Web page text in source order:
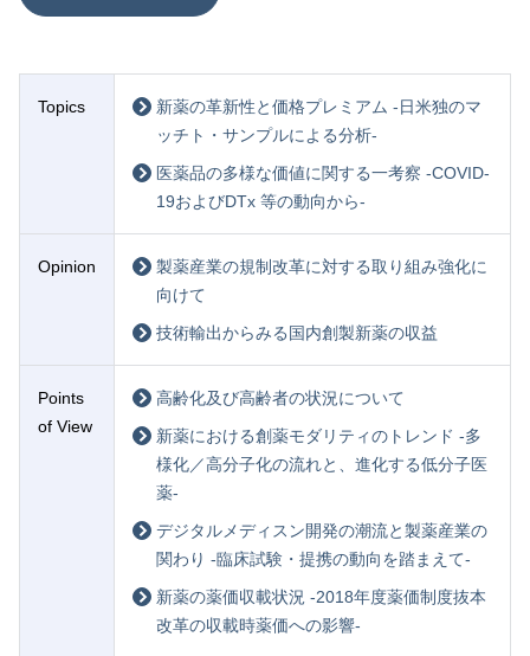
Topics
新薬の革新性と価格プレミアム -日米独のマ
ッチト・サンプルによる分析-
医薬品の多様な価値に関する一考察 -COVID-
19およびDTx 等の動向から-
Opinion
製薬産業の規制改革に対する取り組み強化に
向けて
技術輸出からみる国内創製新薬の収益
Points
of View
高齢化及び高齢者の状況について
新薬における創薬モダリティのトレンド -多
様化／高分子化の流れと、進化する低分子医
薬-
デジタルメディスン開発の潮流と製薬産業の
関わり -臨床試験・提携の動向を踏まえて-
新薬の薬価収載状況 -2018年度薬価制度抜本
改革の収載時薬価への影響-